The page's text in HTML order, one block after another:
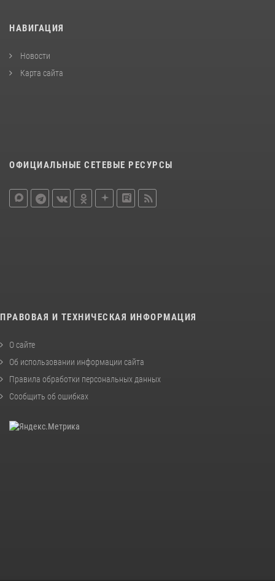
НАВИГАЦИЯ
Новости
Карта сайта
ОФИЦИАЛЬНЫЕ СЕТЕВЫЕ РЕСУРСЫ
ПРАВОВАЯ И ТЕХНИЧЕСКАЯ ИНФОРМАЦИЯ
О сайте
Об использовании информации сайта
Правила обработки персональных данных
Сообщить об ошибках